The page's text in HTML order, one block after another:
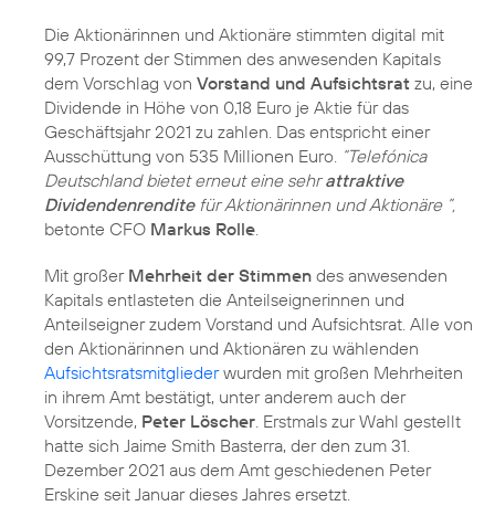
Die Aktionärinnen und Aktionäre stimmten digital mit
99,7 Prozent der Stimmen des anwesenden Kapitals
dem Vorschlag von Vorstand und Aufsichtsrat zu, eine
Dividende in Höhe von 0,18 Euro je Aktie für das
Geschäftsjahr 2021 zu zahlen. Das entspricht einer
Ausschüttung von 535 Millionen Euro. “Telefónica
Deutschland bietet erneut eine sehrattraktive
Dividendenrenditefür Aktionärinnen und Aktionäre ”,
betonte CFO Markus Rolle
Mit großer Mehrheit der Stimmen des anwesenden
Kapitals entlasteten die Anteilseignerinnen und
Anteilseigner zudem Vorstand und Aufsichtsrat. Alle von
den Aktionärinnen und Aktionären zu wählenden
Aufsichtsratsmitgliederwurden mit großen Mehrheiten
in ihrem Amt bestätigt, unter anderem auch der
Vorsitzende, Peter Löscher . Erstmals zur Wahl gestellt
hatte sich Jaime Smith Basterra, der den zum 31.
Dezember 2021 aus dem Amt geschiedenen Peter
Erskine seit Januar dieses Jahres ersetzt.